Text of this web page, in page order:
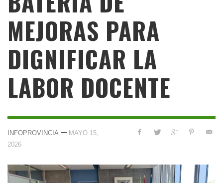
MEJORAS PARA
DIGNIFICAR LA
LABOR DOCENTE
INFOPROVINCIA — MAYO 15,
2026